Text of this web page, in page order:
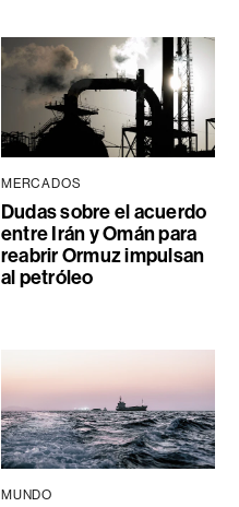
MERCADOS
Dudas sobre el acuerdo
entre Irán y Omán para
reabrir Ormuz impulsan
al petróleo
MUNDO